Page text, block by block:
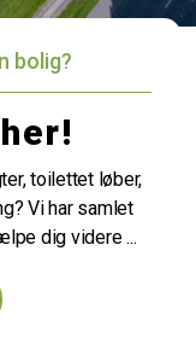
bolig?
toilettet løber,
Vi har samlet
dig videre ...